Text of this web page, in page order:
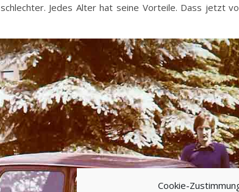
Cookie-
Jedes Alter hat seine Vorteile. Dass jetzt